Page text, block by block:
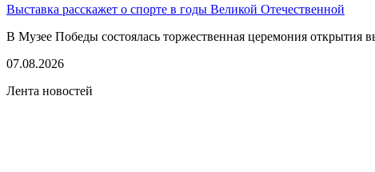
Выставка расскажет о спорте в годы Великой Отечественной
В Музее Победы состоялась торжественная церемония открытия
07.08.2026
Лента новостей